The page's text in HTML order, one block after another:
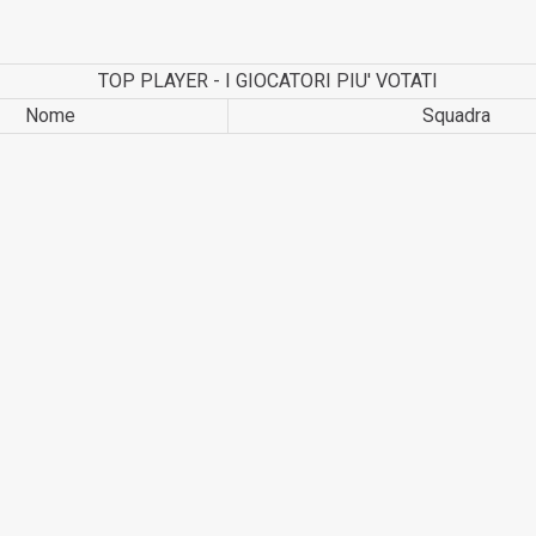
TOP PLAYER - I GIOCATORI PIU' VOTATI
Nome
Squadra